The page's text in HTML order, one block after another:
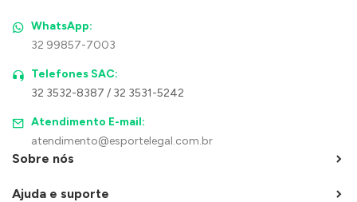
WhatsApp:
32 99857-7003
Telefones SAC:
32 3532-8387 / 32 3531-5242
Atendimento E-mail:
atendimento@esportelegal.com.br
Sobre nós
Ajuda e suporte